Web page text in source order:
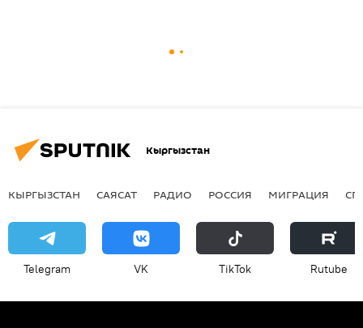
Кыргызстан
КЫРГЫЗСТАН САЯСАТ РАДИО РОССИЯ МИГРАЦИЯ
Telegram VK ТikТоk Rutube